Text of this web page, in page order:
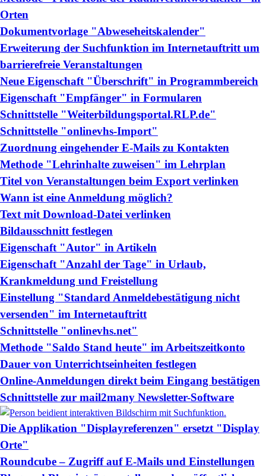
Orten
Dokumentvorlage "Abweseheitskalender"
Erweiterung der Suchfunktion im Internetauftritt um
barrierefreie Veranstaltungen
Neue Eigenschaft "Überschrift" in Programmbereich
Eigenschaft "Empfänger" in Formularen
Schnittstelle "Weiterbildungsportal.RLP.de"
Schnittstelle "onlinevhs-Import"
Zuordnung eingehender E-Mails zu Kontakten
Methode "Lehrinhalte zuweisen" im Lehrplan
Titel von Veranstaltungen beim Export verlinken
Wann ist eine Anmeldung möglich?
Text mit Download-Datei verlinken
Bildausschnitt festlegen
Eigenschaft "Autor" in Artikeln
Eigenschaft "Anzahl der Tage" in Urlaub,
Krankmeldung und Freistellung
Einstellung "Standard Anmeldebestätigung nicht
versenden" im Internetauftritt
Schnittstelle "onlinevhs.net"
Methode "Saldo Stand heute" im Arbeitszeitkonto
Dauer von Unterrichtseinheiten festlegen
Online-Anmeldungen direkt beim Eingang bestätigen
Schnittstelle zur mail2many Newsletter-Software
Die Applikation "Displayreferenzen" ersetzt "Display
Orte"
Roundcube – Zugriff auf E-Mails und Einstellungen